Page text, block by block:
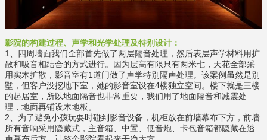
影院的构建过程、声学和光学处理及特别设计：
1、四周墙面我们全部首先做了两层隔音处理，然后表层声学材料用扩
散和吸音相结合的方式进行。因为层高有限只有两米七，天花全部采
用实木扩散，影音室有1道门做了声学特别隔声处理。该案例虽然是别
墅，但客户没挖地下室，她的影音室设在4楼独立空间。楼下就是三楼
的起居室，所以地面隔音也非常重要，我们用了地面隔音和减震处
理，地面再铺设木地板。
2、为了避免小孩玩耍时碰到影音设备，机柜放在前墙幕布下方，前墙
所有音响采用隐藏式，主音箱、中置、低音炮、卡包音箱都隐藏在透